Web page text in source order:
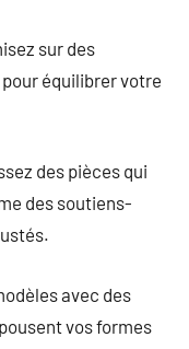
sur des
équilibrer votre
des pièces qui
des soutiens-
avec des
vos formes